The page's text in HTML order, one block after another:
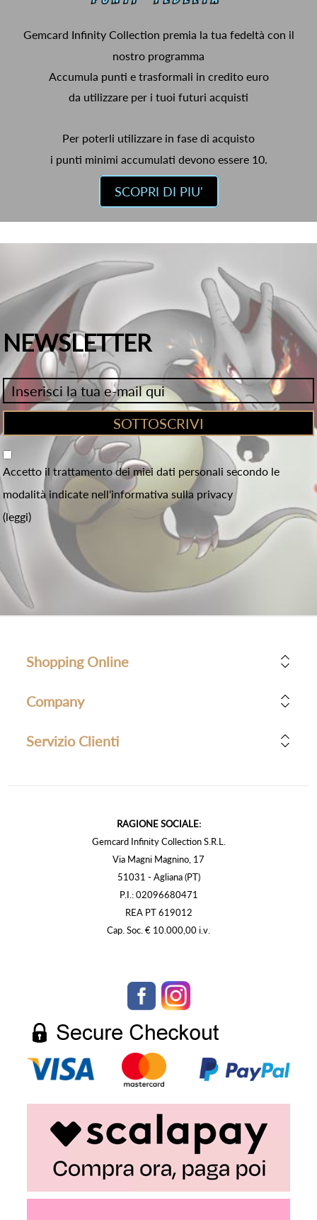
Gemcard Infinity Collection premia la tua fedeltà con il
nostro programma
Accumula punti e trasformali in credito euro
da utilizzare per i tuoi futuri acquisti
Per poterli utilizzare in fase di acquisto
i punti minimi accumulati devono essere 10.
SCOPRI DI PIU'
NEWSLETTER
Accetto il trattamento dei miei dati personali secondo le
modalità indicate nell'informativa sulla privacy
(leggi)
Shopping Online
Company
Servizio Clienti
RAGIONE SOCIALE:
Gemcard Infinity Collection S.R.L.
Via Magni Magnino, 17
51031 - Agliana (PT)
P.I.: 02096680471
REA PT 619012
Cap. Soc. € 10.000,00 i.v.